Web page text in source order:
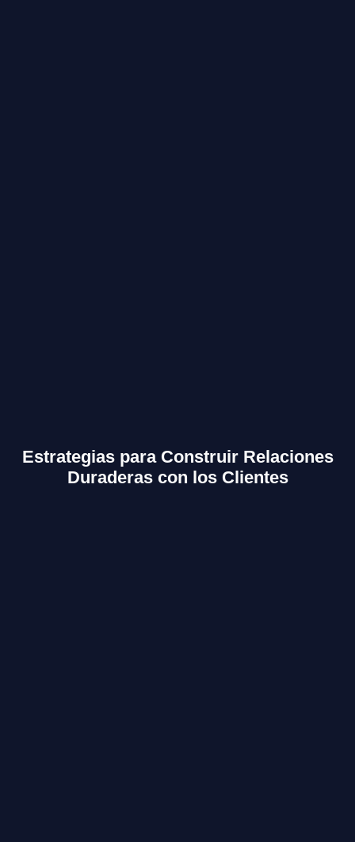
Estrategias para Construir Relaciones
Duraderas con los Clientes